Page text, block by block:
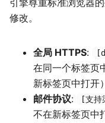
引擎尊重标准浏览器
修改。
全局 HTTPS:
在同一个标签页
新标签页中打开）
邮件协议: [支
不在新标签页中